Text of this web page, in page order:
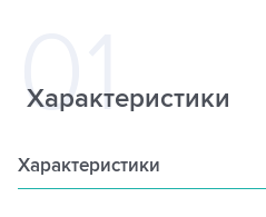
Характеристики
Характеристики